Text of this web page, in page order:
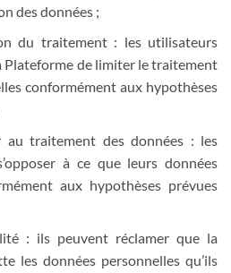
des données ;
du traitement : les utilisateurs
Plateforme de limiter le traitement
conformément aux hypothèses
au traitement des données : les
à ce que leurs données
aux hypothèses prévues
: ils peuvent réclamer que la
les données personnelles qu’ils